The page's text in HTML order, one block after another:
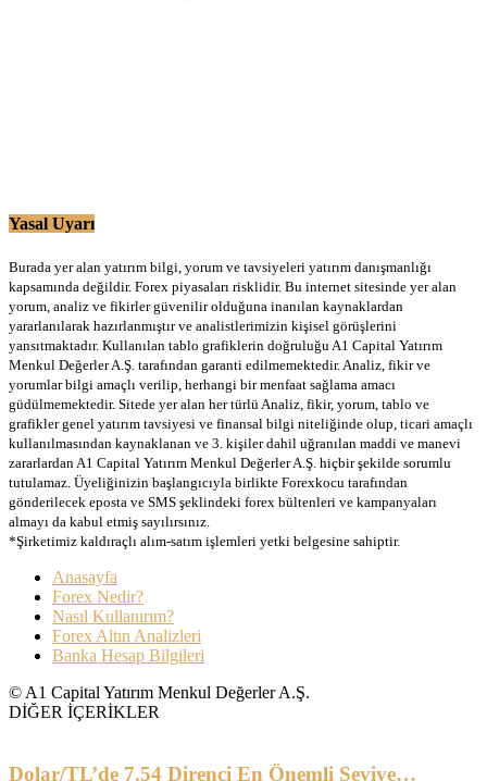
Yasal Uyarı
Burada yer alan yatırım bilgi, yorum ve tavsiyeleri yatırım danışmanlığı
kapsamında değildir. Forex piyasaları risklidir. Bu internet sitesinde yer alan
yorum, analiz ve fikirler güvenilir olduğuna inanılan kaynaklardan
yararlanılarak hazırlanmıştır ve analistlerimizin kişisel görüşlerini
yansıtmaktadır. Kullanılan tablo grafiklerin doğruluğu A1 Capital Yatırım
Menkul Değerler A.Ş. tarafından garanti edilmemektedir. Analiz, fikir ve
yorumlar bilgi amaçlı verilip, herhangi bir menfaat sağlama amacı
güdülmemektedir. Sitede yer alan her türlü Analiz, fikir, yorum, tablo ve
grafikler genel yatırım tavsiyesi ve finansal bilgi niteliğinde olup, ticari amaçlı
kullanılmasından kaynaklanan ve 3. kişiler dahil uğranılan maddi ve manevi
zararlardan A1 Capital Yatırım Menkul Değerler A.Ş. hiçbir şekilde sorumlu
tutulamaz. Üyeliğinizin başlangıcıyla birlikte Forexkocu tarafından
gönderilecek eposta ve SMS şeklindeki forex bültenleri ve kampanyaları
almayı da kabul etmiş sayılırsınız.
*Şirketimiz kaldıraçlı alım-satım işlemleri yetki belgesine sahiptir.
Anasayfa
Forex Nedir?
Nasıl Kullanırım?
Forex Altın Analizleri
Banka Hesap Bilgileri
© A1 Capital Yatırım Menkul Değerler A.Ş.
DİĞER İÇERİKLER
Dolar/TL’de 7.54 Direnci En Önemli Seviye…